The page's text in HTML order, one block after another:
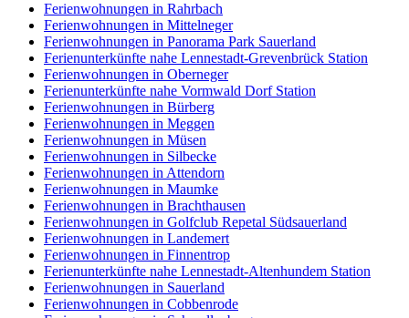
Ferienwohnungen in Rahrbach
Ferienwohnungen in Mittelneger
Ferienwohnungen in Panorama Park Sauerland
Ferienunterkünfte nahe Lennestadt-Grevenbrück Station
Ferienwohnungen in Oberneger
Ferienunterkünfte nahe Vormwald Dorf Station
Ferienwohnungen in Bürberg
Ferienwohnungen in Meggen
Ferienwohnungen in Müsen
Ferienwohnungen in Silbecke
Ferienwohnungen in Attendorn
Ferienwohnungen in Maumke
Ferienwohnungen in Brachthausen
Ferienwohnungen in Golfclub Repetal Südsauerland
Ferienwohnungen in Landemert
Ferienwohnungen in Finnentrop
Ferienunterkünfte nahe Lennestadt-Altenhundem Station
Ferienwohnungen in Sauerland
Ferienwohnungen in Cobbenrode